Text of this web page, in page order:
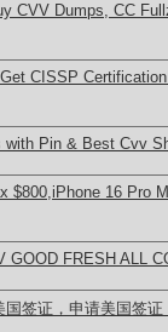
CVV Dumps, CC
CISSP
Pin & Best Cvv
$800,iPhone 16 Pro
GOOD FRESH ALL
签证，申请美国签证